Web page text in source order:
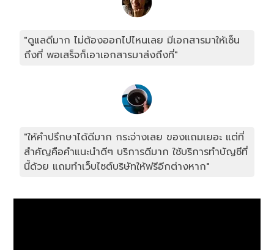
"ดูแลดีมาก ไม่ต้องออกไปไหนเลย มีเอกสารมาให้เซ็น
ถึงที่ พอเสร็จก็เอาเอกสารมาส่งถึงที่"
"ให้คำปรึกษาได้ดีมาก กระจ่างเลย ของแถมเยอะ แต่ที่
สำคัญคือคำแนะนำดีๆ บริการดีมาก ใช้บริการทำบัญชีที่
นี้ด้วย แถมทำเว็บไซต์บริษัทให้ฟรีอีกต่างหาก"